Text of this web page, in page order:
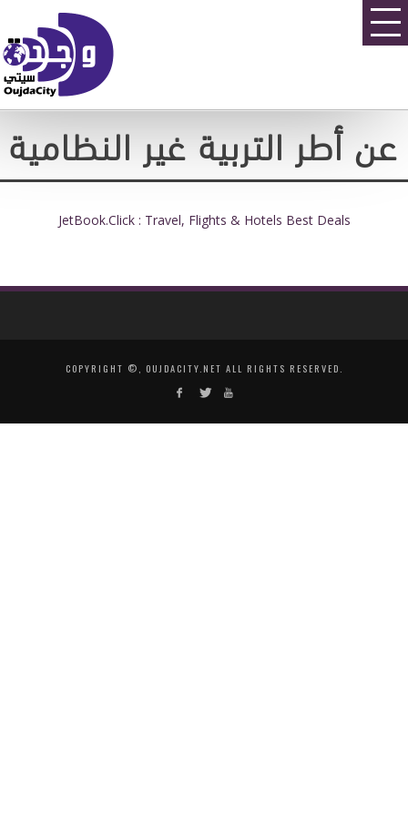
عن أطر التربية غير النظامية
JetBook.Click : Travel, Flights & Hotels Best Deals
COPYRIGHT ©, OUJDACITY.NET ALL RIGHTS RESERVED.